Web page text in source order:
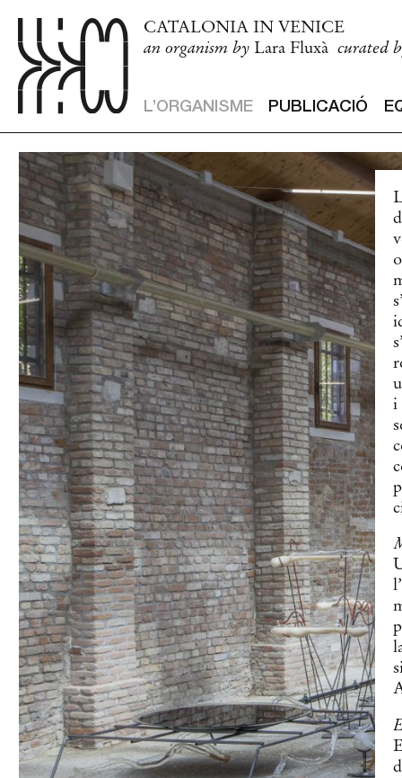
CATALONIA IN VENICE
an organism byLara Fluxà curated
L’ORGANISME PUBLICACIÓ
i
L’ORGANISME PUBLICACIÓ EQUIP PREMSA